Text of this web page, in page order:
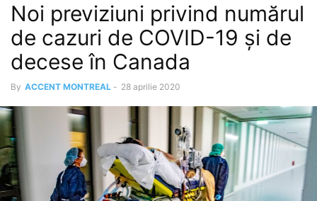
Noi previziuni privind numărul
de cazuri de COVID-19 și de
decese în Canada
By ACCENT MONTREAL - 28 aprilie 2020